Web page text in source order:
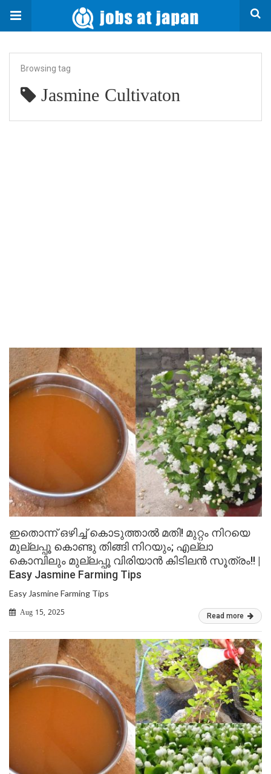
Browsing tag
Jasmine Cultivaton
ഇതൊന്ന് ഒഴിച്ച് കൊടുത്താൽ മതി! മുറ്റം നിറയെ
മുല്ലപ്പൂ കൊണ്ടു തിങ്ങി നിറയും; എല്ലാ
കൊമ്പിലും മുല്ലപ്പൂ വിരിയാൻ കിടിലൻ സൂത്രം!! |
Easy Jasmine Farming Tips
Easy Jasmine Farming Tips
Aug 15, 2025 Read more